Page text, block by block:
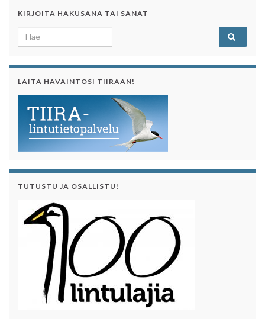
KIRJOITA HAKUSANA TAI SANAT
Search for:
LAITA HAVAINTOSI TIIRAAN!
TUTUSTU JA OSALLISTU!